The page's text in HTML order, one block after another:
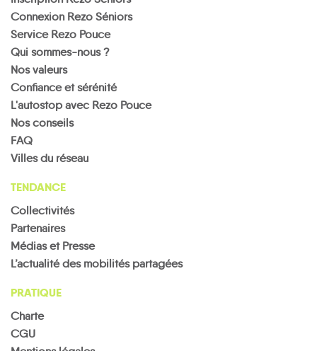
Connexion Rezo Séniors
Service Rezo Pouce
Qui sommes-nous ?
Nos valeurs
Confiance et sérénité
L'autostop avec Rezo Pouce
Nos conseils
FAQ
Villes du réseau
TENDANCE
Collectivités
Partenaires
Médias et Presse
L’actualité des mobilités partagées
PRATIQUE
Charte
CGU